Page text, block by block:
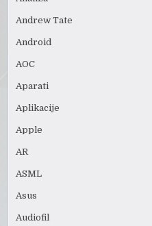
Andrew Tate
Android
AOC
Aparati
Aplikacije
Apple
AR
ASML
Asus
Audiofil